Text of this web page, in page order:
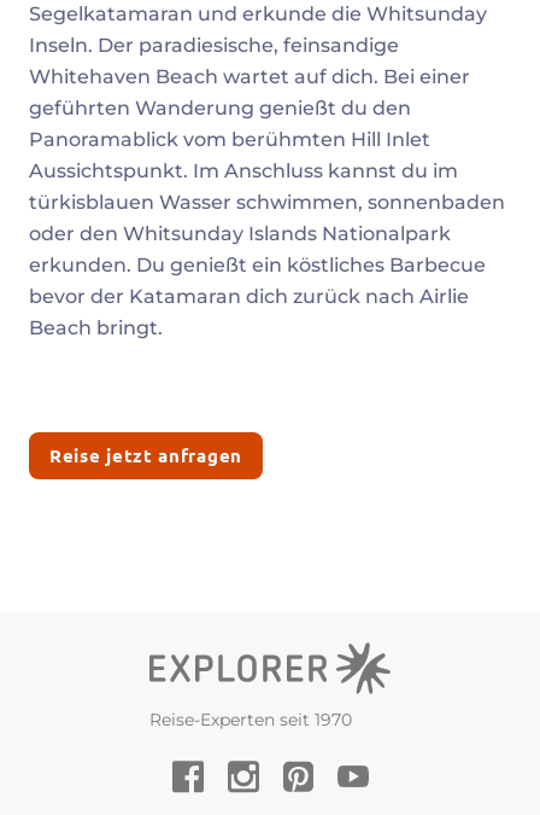
Segelkatamaran und erkunde die Whitsunday
Inseln. Der paradiesische, feinsandige
Whitehaven Beach wartet auf dich. Bei einer
geführten Wanderung genießt du den
Panoramablick vom berühmten Hill Inlet
Aussichtspunkt. Im Anschluss kannst du im
türkisblauen Wasser schwimmen, sonnenbaden
oder den Whitsunday Islands Nationalpark
erkunden. Du genießt ein köstliches Barbecue
bevor der Katamaran dich zurück nach Airlie
Beach bringt.
Reise jetzt anfragen
Reise-Experten seit 1970